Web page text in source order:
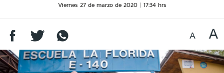
Viernes 27 de marzo de 2020 17:34 hrs